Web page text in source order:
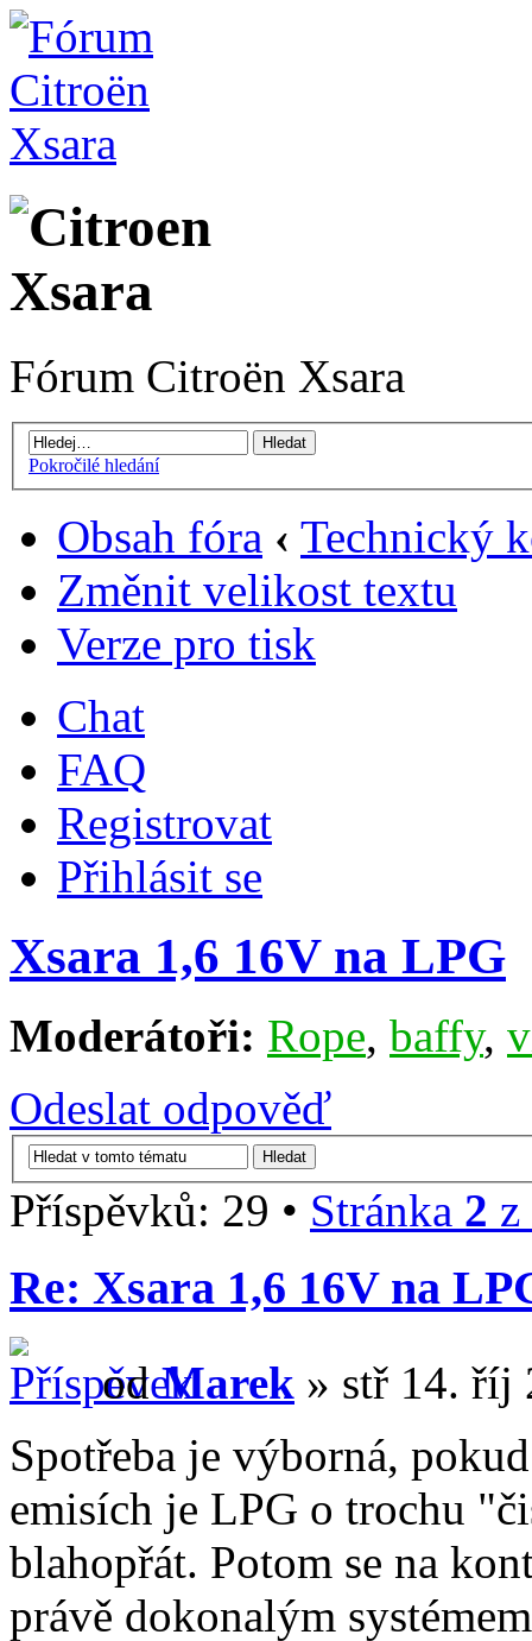
Fórum Citroën Xsara
Pokročilé hledání
Obsah fóra ‹ Technický
Změnit velikost textu
Verze pro tisk
Chat
FAQ
Registrovat
Přihlásit se
Xsara 1,6 16V na LPG
Moderátoři: Rope, baffy,
Odeslat odpověď
Příspěvků: 29 • Stránka 2 z
Re: Xsara 1,6 16V na
odMarek » stř 14. říj
Spotřeba je výborná,
emisích je LPG o trochu
blahopřát. Potom se na
právě dokonalým